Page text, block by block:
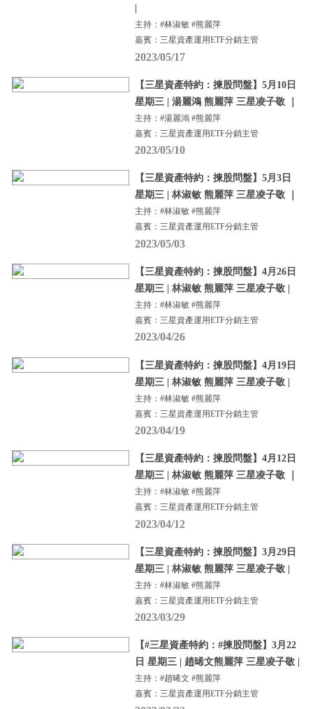
主持：#林淑敏 #熊麗萍
嘉賓：三星資產運用ETF分銷主管
2023/05/17
【三星資產特約：揀股問盤】5月10日
星期三 | 湯麗鴻 熊麗萍 三星凌子敬 ｜
主持：#湯麗鴻 #熊麗萍
嘉賓：三星資產運用ETF分銷主管
2023/05/10
【三星資產特約：揀股問盤】5月3日
星期三 | 林淑敏 熊麗萍 三星凌子敬 ｜
主持：#林淑敏 #熊麗萍
嘉賓：三星資產運用ETF分銷主管
2023/05/03
【三星資產特約：揀股問盤】4月26日
星期三 | 林淑敏 熊麗萍 三星凌子敬 |
主持：#林淑敏 #熊麗萍
嘉賓：三星資產運用ETF分銷主管
2023/04/26
【三星資產特約：揀股問盤】4月19日
星期三 | 林淑敏 熊麗萍 三星凌子敬 |
主持：#林淑敏 #熊麗萍
嘉賓：三星資產運用ETF分銷主管
2023/04/19
【三星資產特約：揀股問盤】4月12日
星期三 | 林淑敏 熊麗萍 三星凌子敬 ｜
主持：#林淑敏 #熊麗萍
嘉賓：三星資產運用ETF分銷主管
2023/04/12
【三星資產特約：揀股問盤】3月29日
星期三 | 林淑敏 熊麗萍 三星凌子敬 |
主持：#林淑敏 #熊麗萍
嘉賓：三星資產運用ETF分銷主管
2023/03/29
【#三星資產特約：#揀股問盤】3月22
日 星期三 | 趙晞文熊麗萍 三星凌子敬 |
主持：#趙晞文 #熊麗萍
嘉賓：三星資產運用ETF分銷主管